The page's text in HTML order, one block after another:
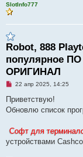
SlotInfo777
Robot, 888
популярное
ОРИГИНАЛ
Н
п
о
т
а
22 апр 2025, 14:25
Приветствую!
Обновлю список
Софт для
устройствами